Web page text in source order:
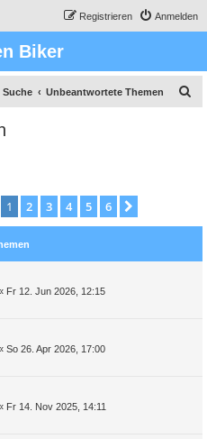
Anmelden
Registrieren
Biker
Suche Unbeantwortete Themen
1 2 3 4 5 6
Fr 12. Jun 2026, 12:15
So 26. Apr 2026, 17:00
Fr 14. Nov 2025, 14:11